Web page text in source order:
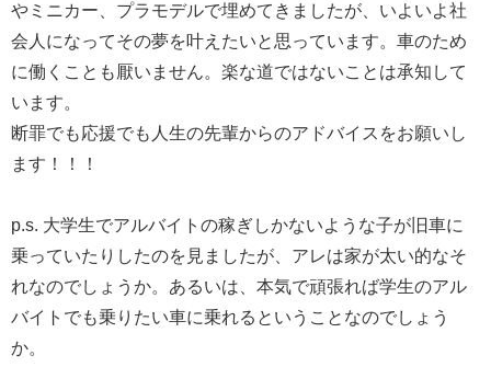
やミニカー、プラモデルで埋めてきましたが、いよいよ社
会人になってその夢を叶えたいと思っています。車のため
に働くことも厭いません。楽な道ではないことは承知して
います。
断罪でも応援でも人生の先輩からのアドバイスをお願いし
ます！！！
p.s. 大学生でアルバイトの稼ぎしかないような子が旧車に
乗っていたりしたのを見ましたが、アレは家が太い的なそ
れなのでしょうか。あるいは、本気で頑張れば学生のアル
バイトでも乗りたい車に乗れるということなのでしょう
か。